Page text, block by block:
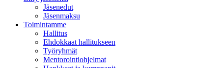
Jäsenedut
Jäsenmaksu
Toimintamme
Hallitus
Ehdokkaat hallitukseen
Työryhmät
Mentorointi­ohjelmat